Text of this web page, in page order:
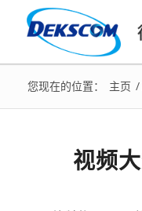
您现在的位置： 主页 /
视频